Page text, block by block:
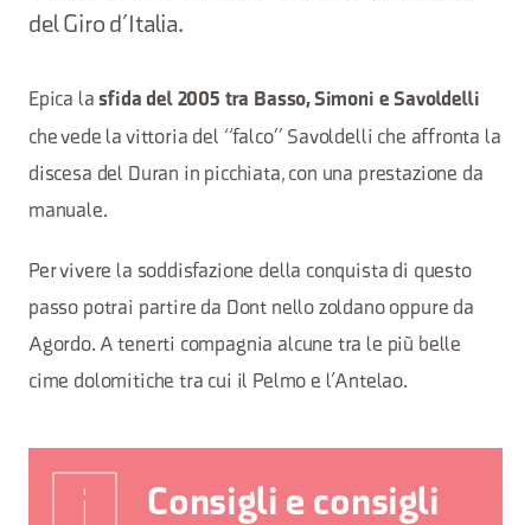
del Giro d’Italia.
Epica la sfida del 2005 tra Basso, Simoni e Savoldelli
che vede la vittoria del “falco” Savoldelli che affronta la
discesa del Duran in picchiata, con una prestazione da
manuale.
Per vivere la soddisfazione della conquista di questo
passo potrai partire da Dont nello zoldano oppure da
Agordo. A tenerti compagnia alcune tra le più belle
cime dolomitiche tra cui il Pelmo e l’Antelao.
Consigli e consigli